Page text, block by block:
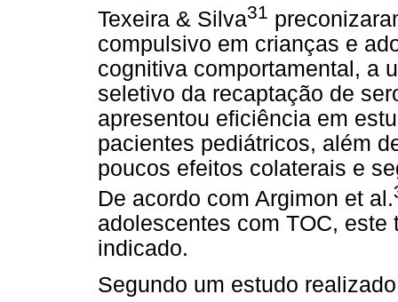
Texeira & Silva31
compulsivo em crianças e
cognitiva comportamental, a
seletivo da recaptação de
apresentou eficiência em
pacientes pediátricos, além
poucos efeitos colaterais e
De acordo com Argimon et al.
adolescentes com TOC,
indicado.
Segundo um estudo